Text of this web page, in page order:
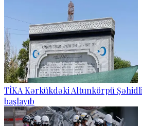
TİKA Kərkükdəki Altunkörpü
başlayıb